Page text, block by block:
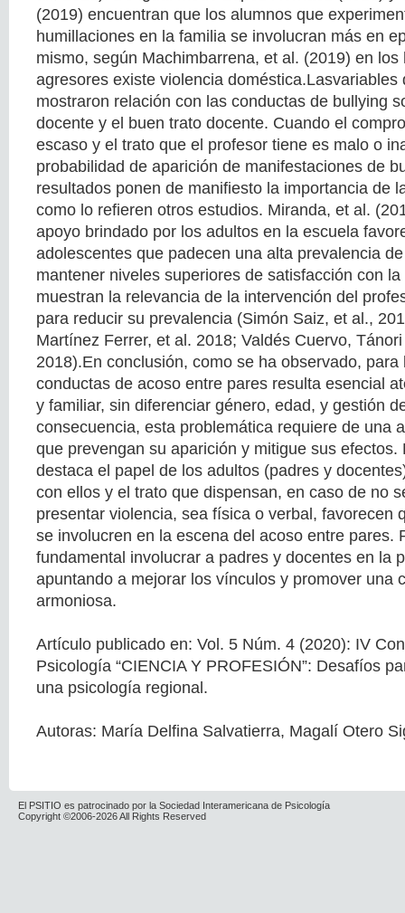
(2019) encuentran que los alumnos que
humillaciones en la familia se involucran más en
mismo, según Machimbarrena, et al. (2019) en
agresores existe violencia doméstica.Lasvariables
mostraron relación con las conductas de bullying
docente y el buen trato docente. Cuando el
escaso y el trato que el profesor tiene es malo o
probabilidad de aparición de manifestaciones de
resultados ponen de manifiesto la importancia de
como lo refieren otros estudios. Miranda, et al.
apoyo brindado por los adultos en la escuela
adolescentes que padecen una alta prevalencia
mantener niveles superiores de satisfacción con
muestran la relevancia de la intervención del
para reducir su prevalencia (Simón Saiz, et al.,
Martínez Ferrer, et al. 2018; Valdés Cuervo,
2018).En conclusión, como se ha observado, para
conductas de acoso entre pares resulta esencial
y familiar, sin diferenciar género, edad, y gestión
consecuencia, esta problemática requiere de una
que prevengan su aparición y mitigue sus efectos.
destaca el papel de los adultos (padres y
con ellos y el trato que dispensan, en caso de no
presentar violencia, sea física o verbal, favorecen
se involucren en la escena del acoso entre pares.
fundamental involucrar a padres y docentes en la
apuntando a mejorar los vínculos y promover una
armoniosa.
Artículo publicado en: Vol. 5 Núm. 4 (2020): IV
Psicología “CIENCIA Y PROFESIÓN”: Desafíos
una psicología regional.
Autoras: María Delfina Salvatierra, Magalí Otero
El PSITIO es patrocinado por la Sociedad Interamericana de Psicología
Copyright ©2006-2026 All Rights Reserved